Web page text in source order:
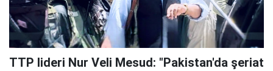
TTP lideri Nur Veli Mesud: "Pakistan'da şeriat